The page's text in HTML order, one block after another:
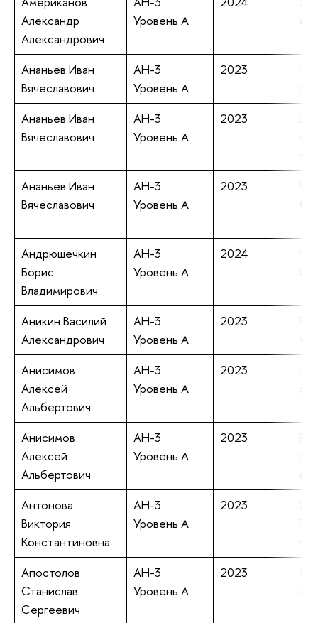
Александр
Александрович
Уровень А
Ананьев Иван
Вячеславович
АН-3
Уровень А
2023
Ананьев Иван
Вячеславович
АН-3
Уровень А
2023
Ананьев Иван
Вячеславович
АН-3
Уровень А
2023
B-
Андрюшечкин
Борис
Владимирович
АН-3
Уровень А
2024
O
Аникин Василий
Александрович
АН-3
Уровень А
2023
Анисимов
Алексей
Альбертович
АН-3
Уровень А
2023
Анисимов
Алексей
Альбертович
АН-3
Уровень А
2023
Антонова
Виктория
Константиновна
АН-3
Уровень А
2023
Апостолов
Станислав
Сергеевич
АН-3
Уровень А
2023